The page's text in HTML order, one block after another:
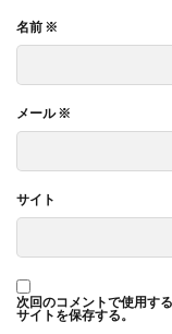
名前 ※
メール※
サイト
次回のコメントで使用す
サイトを保存する。